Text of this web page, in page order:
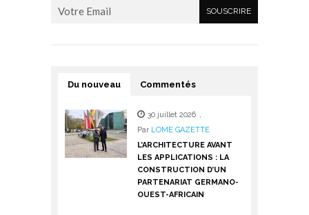
Du nouveau Commentés
30 juillet 2026
Par LOME GAZETTE
L’ARCHITECTURE AVANT
LES APPLICATIONS : LA
CONSTRUCTION D’UN
PARTENARIAT GERMANO-
OUEST-AFRICAIN